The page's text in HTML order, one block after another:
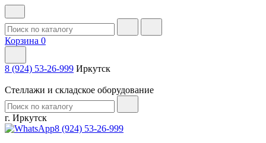
Корзина 0
8 (924) 53-26-999 Иркутск
Стеллажи и складское оборудование
г. Иркутск
8 (924) 53-26-999